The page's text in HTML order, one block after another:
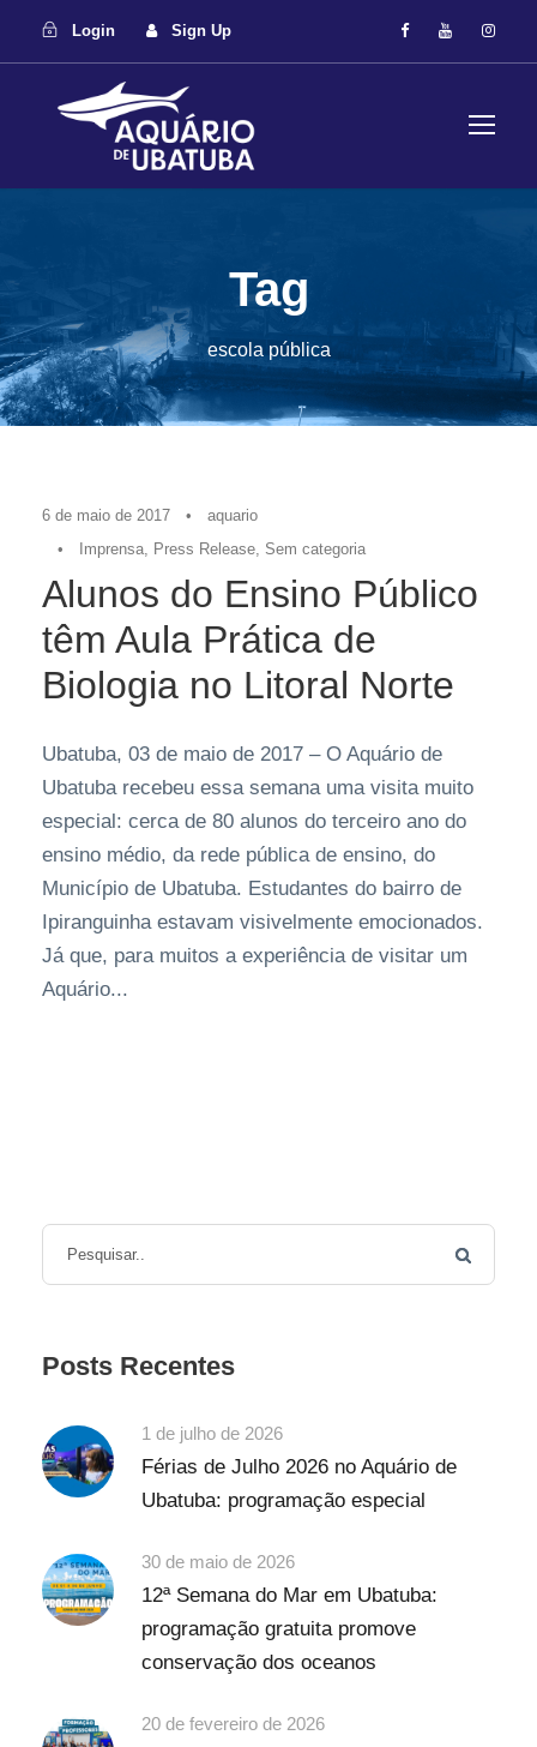
Login Sign Up
Tag
escola pública
6 de maio de 2017 •
aquario
•
Imprensa, Press Release, Sem categoria
Alunos do Ensino Público
têm Aula Prática de
Biologia no Litoral Norte
Ubatuba, 03 de maio de 2017 – O Aquário de
Ubatuba recebeu essa semana uma visita muito
especial: cerca de 80 alunos do terceiro ano do
ensino médio, da rede pública de ensino, do
Município de Ubatuba. Estudantes do bairro de
Ipiranguinha estavam visivelmente emocionados.
Já que, para muitos a experiência de visitar um
Aquário...
Posts Recentes
1 de julho de 2026
Férias de Julho 2026 no Aquário de
Ubatuba: programação especial
30 de maio de 2026
12ª Semana do Mar em Ubatuba:
programação gratuita promove
conservação dos oceanos
20 de fevereiro de 2026